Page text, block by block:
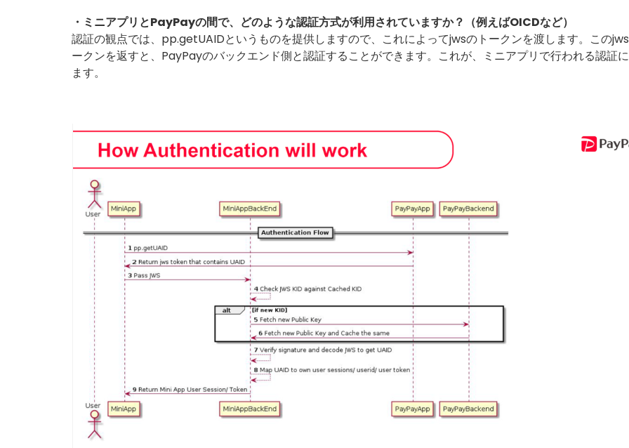
・ミニアプリとPayPayの間で、どのような認証方式が利用されていますか？（例えばOICDなど）
認証の観点では、pp.getUAIDというものを提供しますので、これによってjwsのトークンを渡します。この
ークンを返すと、PayPayのバックエンド側と認証することができます。これが、ミニアプリで行われる認証
ます。